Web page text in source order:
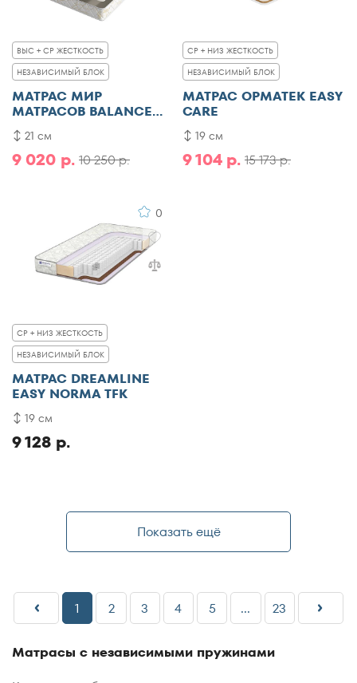
ВЫС + СР ЖЕСТКОСТЬ
НЕЗАВИСИМЫЙ БЛОК
МАТРАС МИР
МАТРАСОВ BALANCE
2SIDES
10 250 р.
9 020 р.
21 см
СР + НИЗ ЖЕСТКОСТЬ
НЕЗАВИСИМЫЙ БЛОК
МАТРАС ОРМАТЕК EASY
CARE
15 173 р.
9 104 р.
19 см
0
СР + НИЗ ЖЕСТКОСТЬ
НЕЗАВИСИМЫЙ БЛОК
МАТРАС DREAMLINE
EASY NORMA TFK
9 128 р.
19 см
Показать ещё
1 2 3 4 5 ... 23
Матрасы с независимыми пружинами